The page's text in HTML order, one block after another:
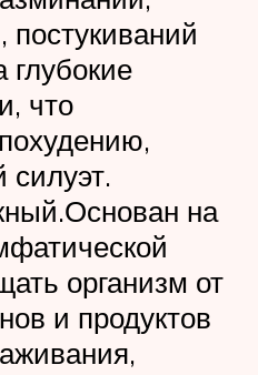
глубокие
что
силуэт.
на
организм от
и продуктов